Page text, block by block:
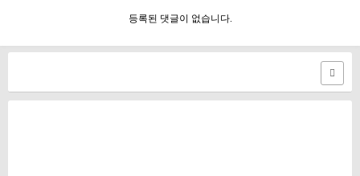
등록된 댓글이 없습니다.